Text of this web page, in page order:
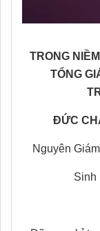
TRONG
TỔNG
ĐỨC
Nguyên
Sinh